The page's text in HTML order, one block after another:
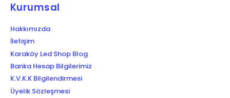
Kurumsal
Hakkımızda
İletişim
Karaköy Led Shop Blog
Banka Hesap Bilgilerimiz
K.V.K.K Bilgilendirmesi
Üyelik Sözleşmesi